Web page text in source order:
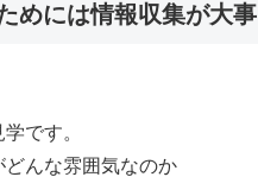
めには情報収集が大事
です。
どんな雰囲気なのか